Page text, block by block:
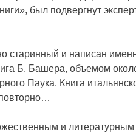
был подвергнут
старинный и написан
Б. Башера, объемом
Паука. Книга
и литературным